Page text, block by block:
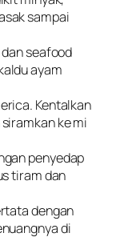
sampai
seafood
ayam
Kentalkan
ke mi
penyedap
tiram dan
dengan
di